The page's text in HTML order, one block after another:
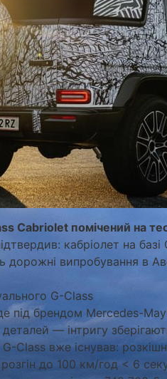
Cabriolet помічений на
кабріолет на
випробування в
G-Class
під брендом Mercedes-
— інтригу
Class вже існував:
до 100 км/год < 6